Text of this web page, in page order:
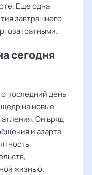
Еще одна
завтрашнего
сегодня
последний день
на новые
Он вряд
и азарта
жизнью.